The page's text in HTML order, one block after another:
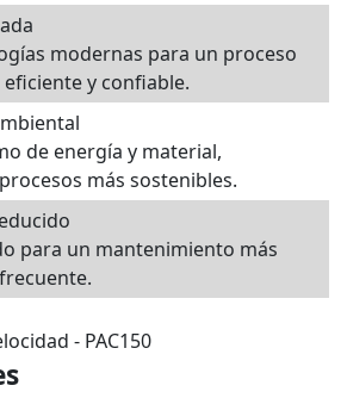
modernas para un proceso
y confiable.
de energía y material,
más sostenibles.
para un mantenimiento más
- PAC150